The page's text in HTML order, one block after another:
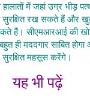
में जहां उग्र भीड़
रख सकते हैं और खुद
हैं।सीएमआरआई की
ही मददगार साबित
सुरक्षित महसूस करेंगे।
यह भी पढ़ें